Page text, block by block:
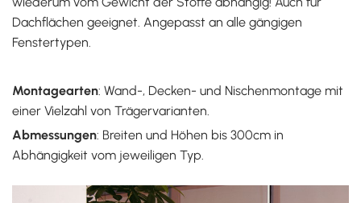
Dachflächen geeignet. Angepasst an alle gängigen
Fenstertypen.
Montagearten: Wand-, Decken- und Nischenmontage mit
einer Vielzahl von Trägervarianten.
Abmessungen: Breiten und Höhen bis 300cm in
Abhängigkeit vom jeweiligen Typ.